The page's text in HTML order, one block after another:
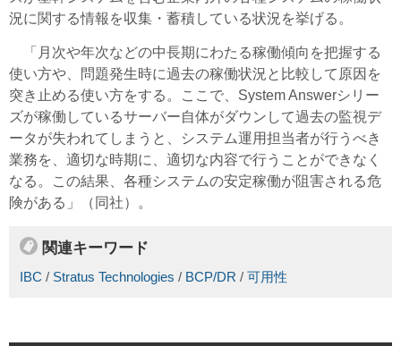
況に関する情報を収集・蓄積している状況を挙げる。
「月次や年次などの中長期にわたる稼働傾向を把握する
使い方や、問題発生時に過去の稼働状況と比較して原因を
突き止める使い方をする。ここで、System Answerシリー
ズが稼働しているサーバー自体がダウンして過去の監視デ
ータが失われてしまうと、システム運用担当者が行うべき
業務を、適切な時期に、適切な内容で行うことができなく
なる。この結果、各種システムの安定稼働が阻害される危
険がある」（同社）。
関連キーワード
IBC / Stratus Technologies / BCP/DR / 可用性